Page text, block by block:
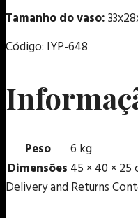
Tamanho do vaso:
Código: IYP-648
Peso
6 kg
Dimensões 45 × 40 × 25
Delivery and Returns